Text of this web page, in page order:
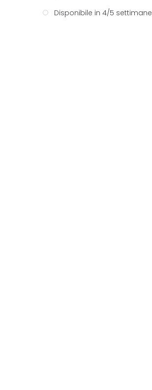
Disponibile in 4/5 settimane